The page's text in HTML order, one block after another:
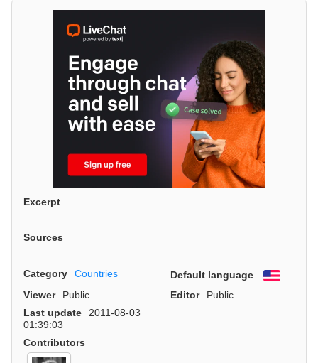
Excerpt
Sources
Category Countries Default language
English
Viewer
Public Editor
Public
Last update
2011-08-03
01:39:03
Contributors